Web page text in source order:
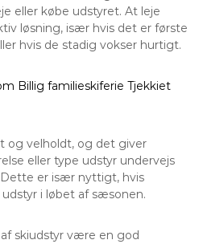
eller købe udstyret. At leje
løsning, især hvis det er første
hvis de stadig vokser hurtigt.
Billig familieskiferie Tjekkiet
og velholdt, og det giver
eller type udstyr undervejs
er især nyttigt, hvis
i løbet af sæsonen.
skiudstyr være en god